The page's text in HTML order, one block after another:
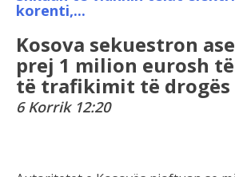
Kosova sekuestron
prej 1 milion eurosh
të trafikimit të drogës
6 Korrik 12:20